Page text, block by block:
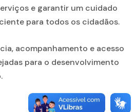
e garantir um cuidado
para todos os cidadãos.
acompanhamento e acesso
para o desenvolvimento